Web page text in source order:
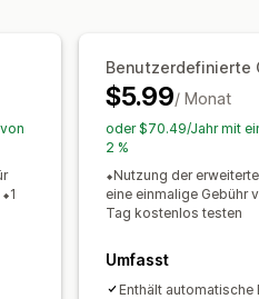
Benutzerdefinierte Größe
Benutzerdefinierte
$5.99/ Monat
oder $70.49/Jahr mit
2 %
⬥Nutzung der
eine einmalige Gebühr
Tag kostenlos testen
Umfasst
Enthält automatische